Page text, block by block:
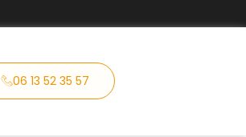
06 13 52 35 57